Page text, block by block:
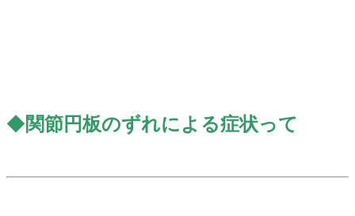
◆関節円板のずれによる症状って